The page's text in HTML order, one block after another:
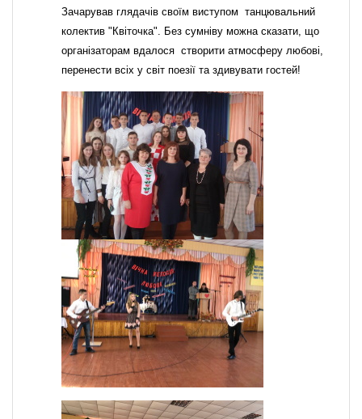
Зачарував глядачів своїм виступом танцювальний
колектив "Квіточка". Без сумніву можна сказати, що
організаторам вдалося створити атмосферу любові,
перенести всіх у світ поезії та здивувати гостей!